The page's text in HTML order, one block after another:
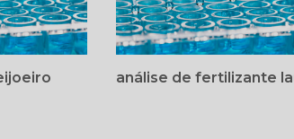
análise de fertilizante